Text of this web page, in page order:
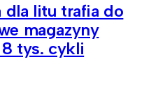
dla litu trafia do
magazyny
tys. cykli